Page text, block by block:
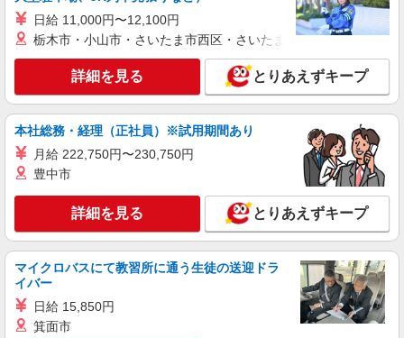
株式会社kotrio /●MT-H-2028591
≪千曲市≫日勤のみ＆残業ナシ！お迎えに間に
合うデイサービス
時給1500円〜2125円 ＜日払い有/週払い有/交
通費全支給(ガソリン代含む)＞
千曲市
キープ 詳細を見る
株式会社kotrio /●MT-H-2069319
千曲市＊幅広い世代が活動中！サ高住のサポー
トSTAFF
時給1500円〜2150円 ＜日払い有/週払い有/交
日給 11,000円〜12,100円
栃木市・小山市・さいたま市西区・さいたま市岩槻区・久喜市・
詳細を見る とりあえずキープ
本社総務・経理（正社員）※試用期間あり
月給 222,750円〜230,750円
豊中市
詳細を見る とりあえずキープ
マイクロバスにて教習所に通う生徒の送迎ドラ
イバー
日給 15,850円
箕面市